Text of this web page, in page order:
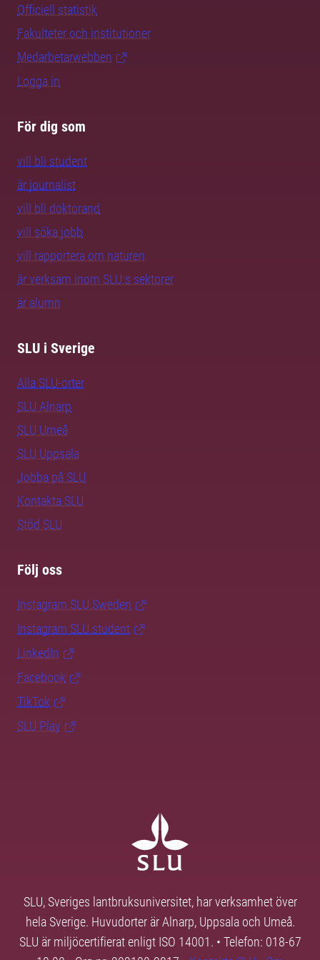
Officiell statistik
Fakulteter och institutioner
Medarbetarwebben
Logga in
För dig som
vill bli student
är journalist
vill bli doktorand
vill söka jobb
vill rapportera om naturen
är verksam inom SLU:s sektorer
är alumn
SLU i Sverige
Alla SLU-orter
SLU Alnarp
SLU Umeå
SLU Uppsala
Jobba på SLU
Kontakta SLU
Stöd SLU
Följ oss
Instagram SLU.Sweden
Instagram SLU.student
LinkedIn
Facebook
TikTok
SLU Play
SLU, Sveriges lantbruksuniversitet, har verksamhet över
hela Sverige. Huvudorter är Alnarp, Uppsala och Umeå.
SLU är miljöcertifierat enligt ISO 14001. • Telefon: 018-67